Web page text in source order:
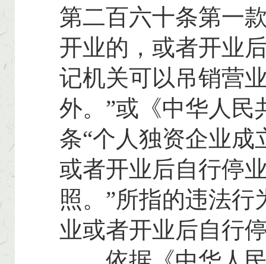
第二百六十条第一
开业的，或者开业
记机关可以吊销营
外。”或《中华人民
条“个人独资企业
或者开业后自行停
照。”所指的违法
业或者开业后自行